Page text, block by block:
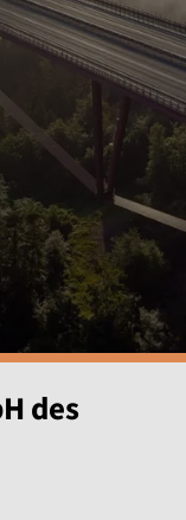
des